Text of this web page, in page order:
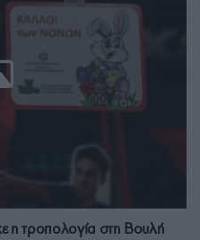
η τροπολογία στη Βουλή